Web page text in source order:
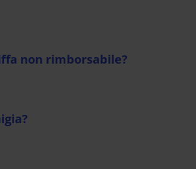
non rimborsabile?